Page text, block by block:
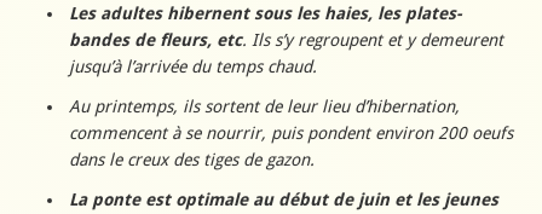
Les adultes hibernent sous les haies, les plates-
bandes de fleurs, etc. Ils s’y regroupent et y demeurent
jusqu’à l’arrivée du temps chaud.
Au printemps, ils sortent de leur lieu d’hibernation,
commencent à se nourrir, puis pondent environ 200 oeufs
dans le creux des tiges de gazon.
La ponte est optimale au début de juin et les jeunes